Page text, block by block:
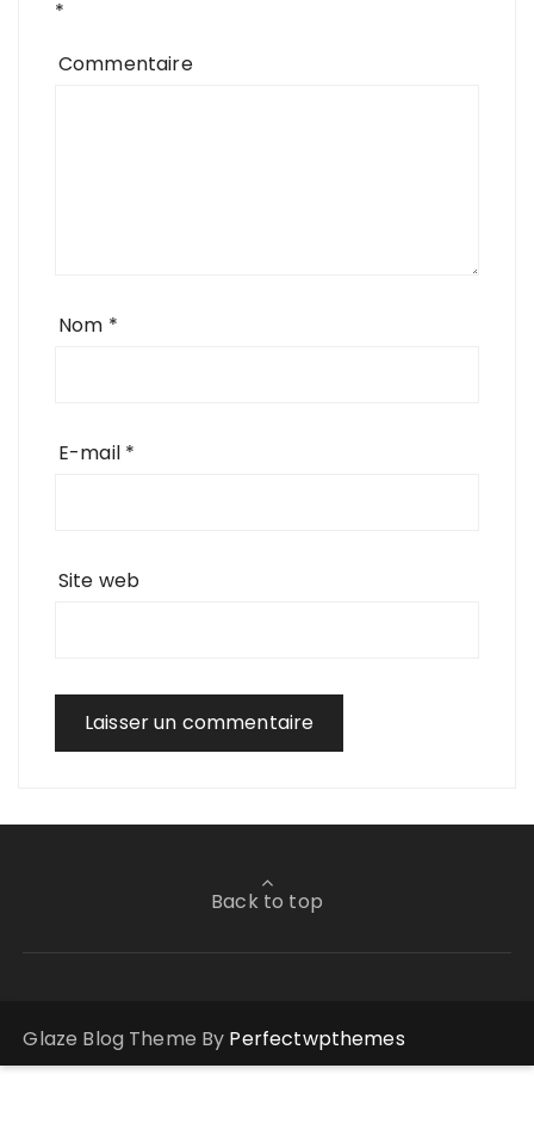
*
Commentaire
Nom *
E-mail *
Site web
Back to top
Glaze Blog Theme By Perfectwpthemes